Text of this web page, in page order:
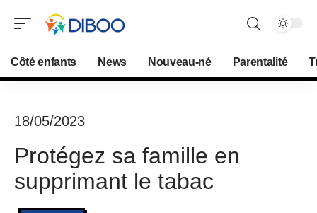
Côté enfants News Nouveau-né Parentalité
18/05/2023
Protégez sa famille en
supprimant le tabac